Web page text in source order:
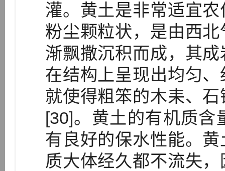
灌。黄土是非常适宜
粉尘颗粒状，是由西
渐飘撒沉积而成，其
在结构上呈现出均匀
就使得粗笨的木耒、
[30]。黄土的有机质含
有良好的保水性能。
质大体经久都不流失